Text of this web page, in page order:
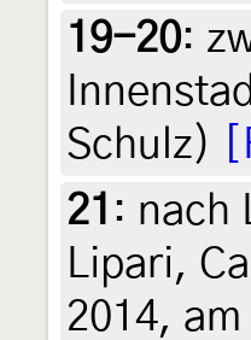
19-20:
Schulz)
21 : nach
Lipari,
2014,